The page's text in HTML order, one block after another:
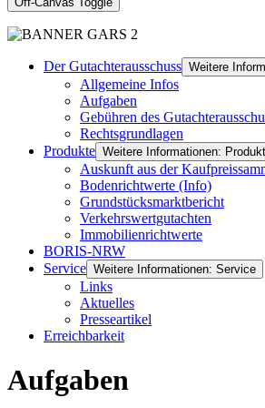
Der Gutachterausschuss Weitere
Allgemeine Infos
Aufgaben
Gebühren des
Rechtsgrundlagen
Produkte Weitere Informationen:
Auskunft aus der
Bodenrichtwerte (Info)
Grundstücksmarktbericht
Verkehrswertgutachten
Immobilienrichtwerte
BORIS-NRW
Service Weitere Informationen: Service
Links
Aktuelles
Presseartikel
Erreichbarkeit
Aufgaben